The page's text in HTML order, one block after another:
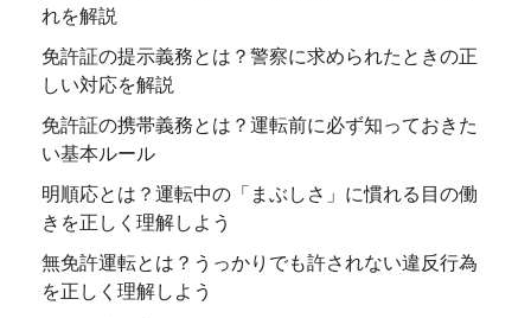
れを解説
免許証の提示義務とは？警察に求められたときの正
しい対応を解説
免許証の携帯義務とは？運転前に必ず知っておきた
い基本ルール
明順応とは？運転中の「まぶしさ」に慣れる目の働
きを正しく理解しよう
無免許運転とは？うっかりでも許されない違反行為
を正しく理解しよう